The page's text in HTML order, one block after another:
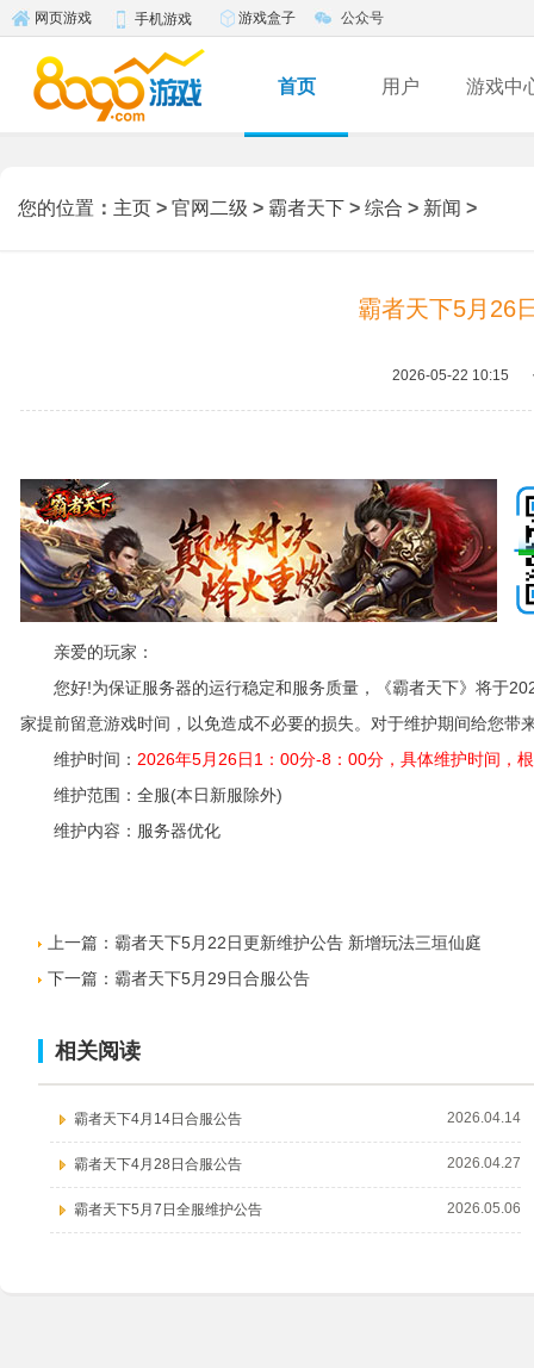
网页游戏 手机游戏 游戏盒子 公众号
首页 用户 游戏中
您的位置 ： 主页 > 官网二级 > 霸者天下 > 综合 > 新闻 >
霸者天下5月26
2026-05-22 10:15
亲爱的玩家：
您好!为保证服务器的运行稳定和服务质量，《霸者天下》将于
家提前留意游戏时间，以免造成不必要的损失。对于维护期间给您带
维护时间： 2026年5月26日1：00分-8：00分，具体维护时间，
维护范围：全服(本日新服除外)
维护内容：服务器优化
上一篇： 霸者天下5月22日更新维护公告 新增玩法三垣仙庭
下一篇： 霸者天下5月29日合服公告
相关阅读
霸者天下4月14日合服公告 2026.04.14
霸者天下4月28日合服公告 2026.04.27
霸者天下5月7日全服维护公告 2026.05.06